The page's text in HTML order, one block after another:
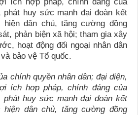
phát huy sức mạnh đại đoàn kết
dân chủ, tăng cường đồng
phản biện xã hội; tham gia xây
hoạt động đối ngoại nhân dân
bảo vệ Tổ quốc.
chính quyền nhân dân; đại diện,
ích hợp pháp, chính đáng của
phát huy sức mạnh đại đoàn kết
dân chủ, tăng cường đồng